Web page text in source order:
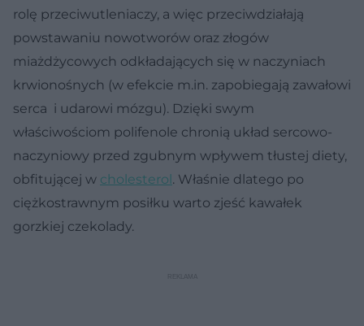
rolę przeciwutleniaczy, a więc przeciwdziałają
powstawaniu nowotworów oraz złogów
miażdżycowych odkładających się w naczyniach
krwionośnych (w efekcie m.in. zapobiegają zawałowi
serca i udarowi mózgu). Dzięki swym
właściwościom polifenole chronią układ sercowo-
naczyniowy przed zgubnym wpływem tłustej diety,
obfitującej w cholesterol. Właśnie dlatego po
ciężkostrawnym posiłku warto zjeść kawałek
gorzkiej czekolady.